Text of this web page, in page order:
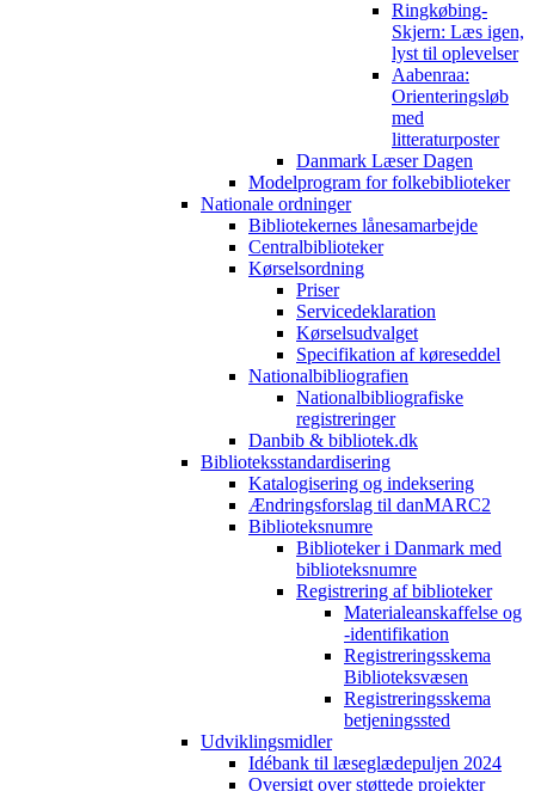
Ringkøbing-
Skjern: Læs igen,
lyst til oplevelser
Aabenraa:
Orienteringsløb
med
litteraturposter
Danmark Læser Dagen
Modelprogram for folkebiblioteker
Nationale ordninger
Bibliotekernes lånesamarbejde
Centralbiblioteker
Kørselsordning
Priser
Servicedeklaration
Kørselsudvalget
Specifikation af køreseddel
Nationalbibliografien
Nationalbibliografiske
registreringer
Danbib & bibliotek.dk
Biblioteksstandardisering
Katalogisering og indeksering
Ændringsforslag til danMARC2
Biblioteksnumre
Biblioteker i Danmark med
biblioteksnumre
Registrering af biblioteker
Materialeanskaffelse og
-identifikation
Registreringsskema
Biblioteksvæsen
Registreringsskema
betjeningssted
Udviklingsmidler
Idébank til læseglædepuljen 2024
Oversigt over støttede projekter